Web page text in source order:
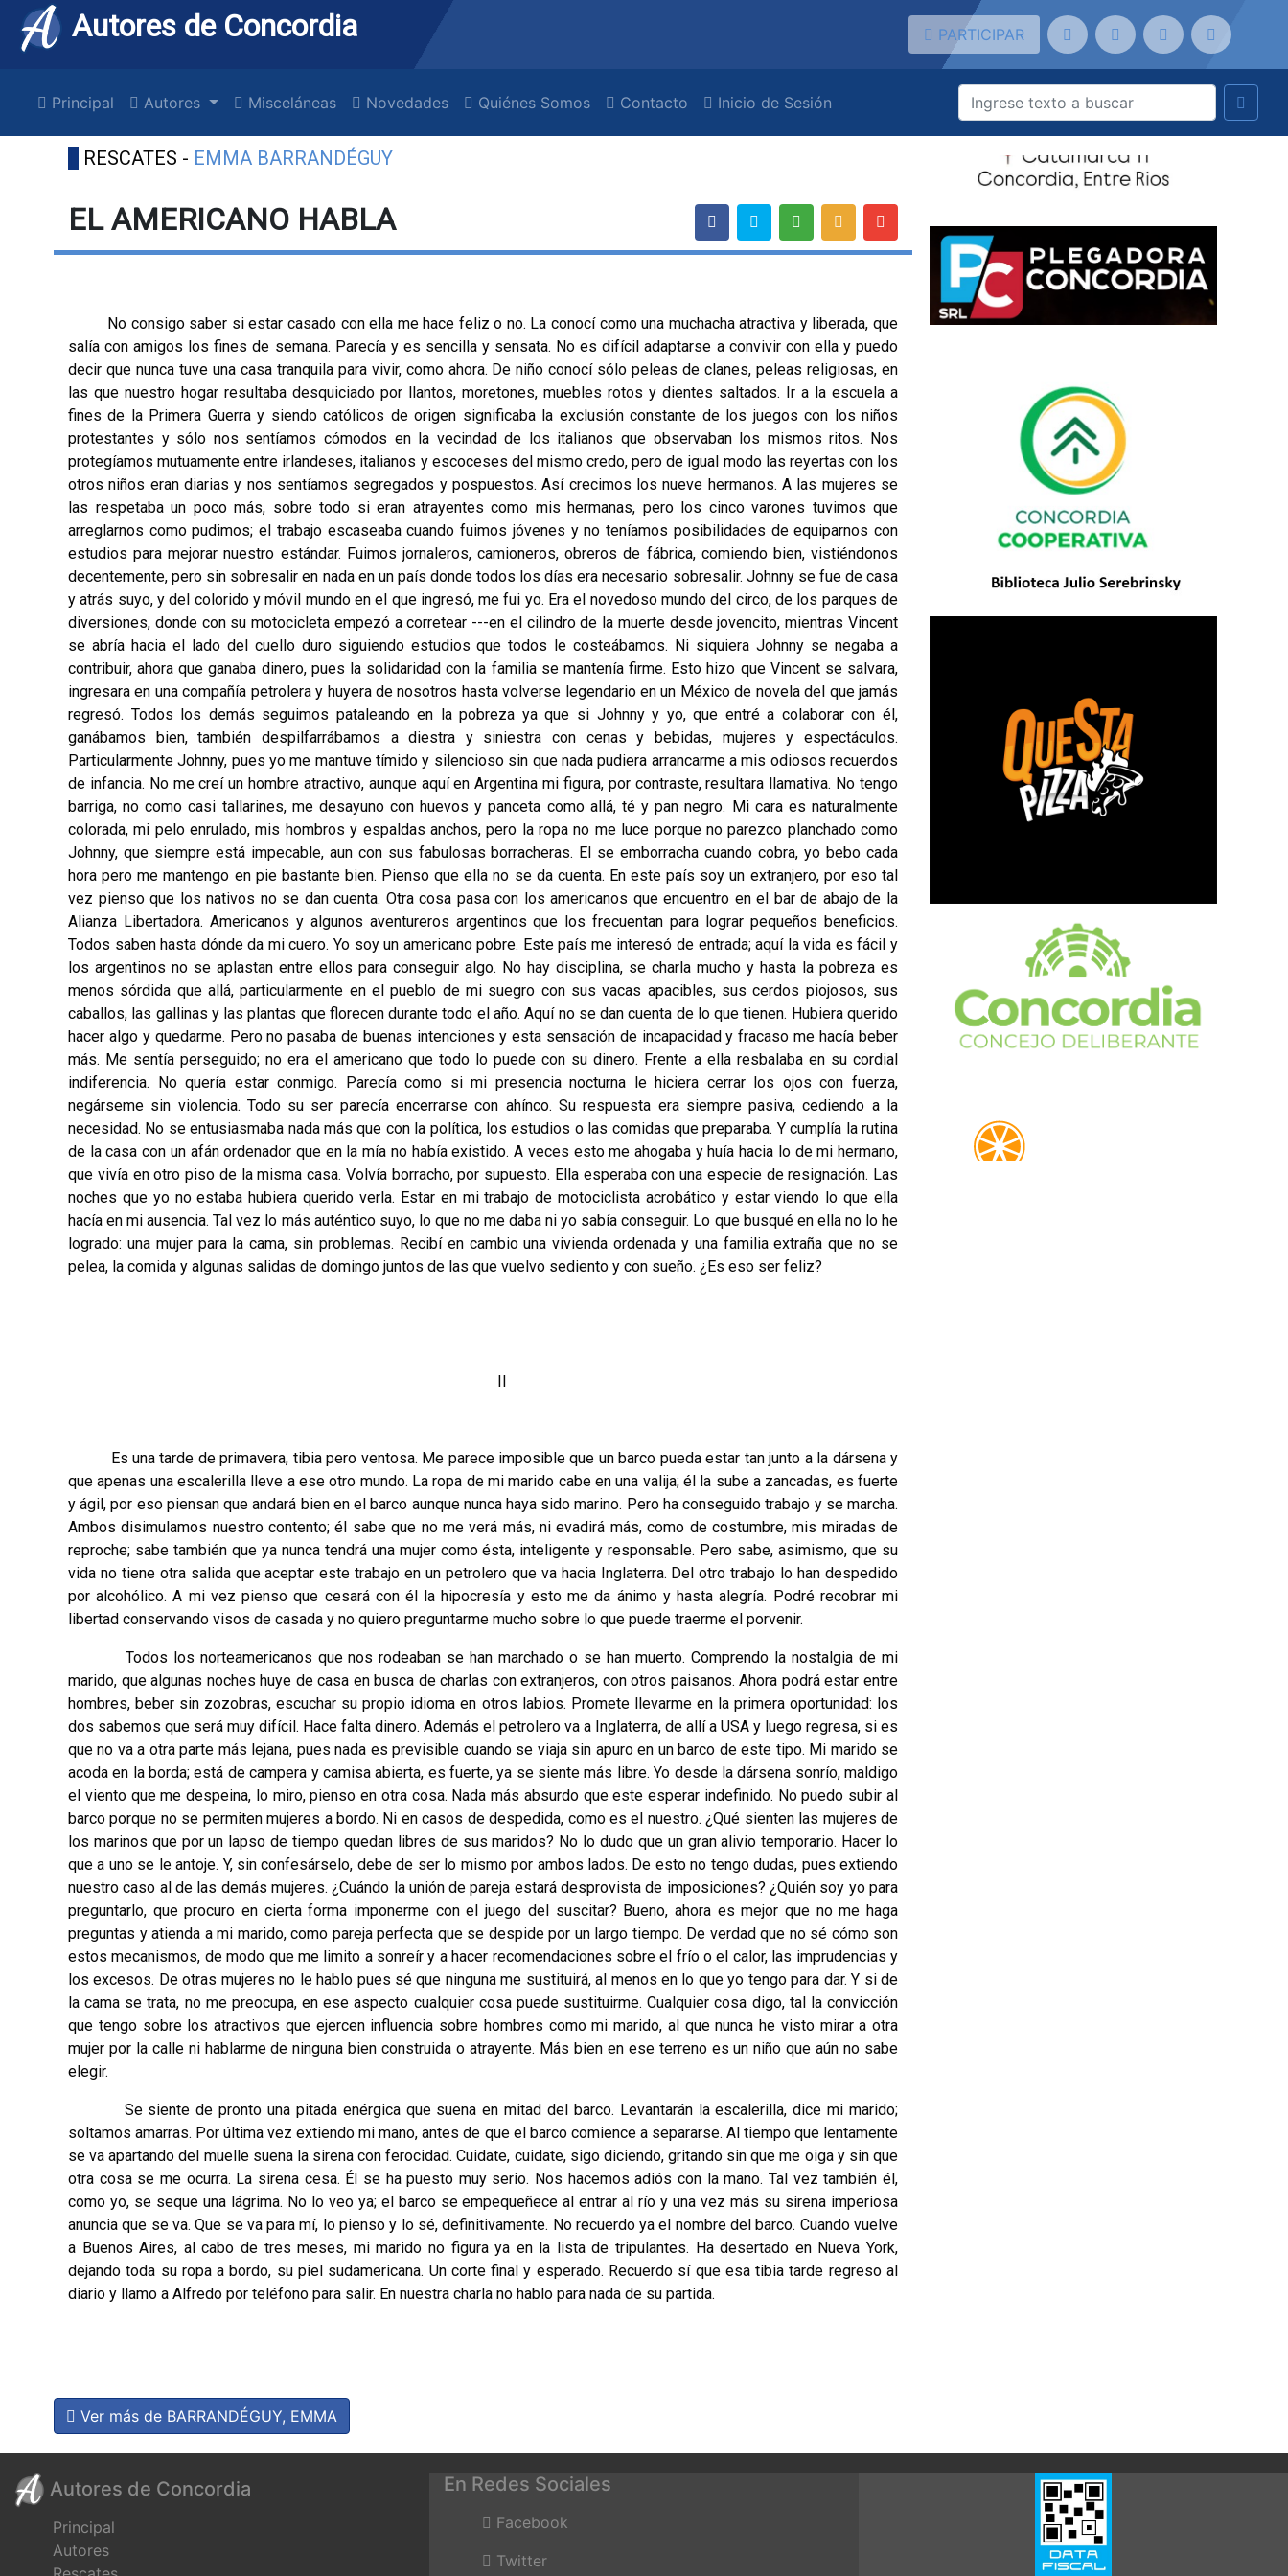
Autores de Concordia PARTICIPAR
Principal Autores Misceláneas Novedades Quiénes Somos Contacto Inicio de Sesión
RESCATES - EMMA BARRANDÉGUY
EL AMERICANO HABLA
No consigo saber si estar casado con ella me hace feliz o no. La conocí como una muchacha atractiva y liberada, que
salía con amigos los fines de semana. Parecía y es sencilla y sensata. No es difícil adaptarse a convivir con ella y puedo
decir que nunca tuve una casa tranquila para vivir, como ahora. De niño conocí sólo peleas de clanes, peleas religiosas, en
las que nuestro hogar resultaba desquiciado por llantos, moretones, muebles rotos y dientes saltados. Ir a la escuela a
fines de la Primera Guerra y siendo católicos de origen significaba la exclusión constante de los juegos con los niños
protestantes y sólo nos sentíamos cómodos en la vecindad de los italianos que observaban los mismos ritos. Nos
protegíamos mutuamente entre irlandeses, italianos y escoceses del mismo credo, pero de igual modo las reyertas con los
otros niños eran diarias y nos sentíamos segregados y pospuestos. Así crecimos los nueve hermanos. A las mujeres se
las respetaba un poco más, sobre todo si eran atrayentes como mis hermanas, pero los cinco varones tuvimos que
arreglarnos como pudimos; el trabajo escaseaba cuando fuimos jóvenes y no teníamos posibilidades de equiparnos con
estudios para mejorar nuestro estándar. Fuimos jornaleros, camioneros, obreros de fábrica, comiendo bien, vistiéndonos
decentemente, pero sin sobresalir en nada en un país donde todos los días era necesario sobresalir. Johnny se fue de casa
y atrás suyo, y del colorido y móvil mundo en el que ingresó, me fui yo. Era el novedoso mundo del circo, de los parques de
diversiones, donde con su motocicleta empezó a corretear ---en el cilindro de la muerte desde jovencito, mientras Vincent
se abría hacia el lado del cuello duro siguiendo estudios que todos le costeábamos. Ni siquiera Johnny se negaba a
contribuir, ahora que ganaba dinero, pues la solidaridad con la familia se mantenía firme. Esto hizo que Vincent se salvara,
ingresara en una compañía petrolera y huyera de nosotros hasta volverse legendario en un México de novela del que jamás
regresó. Todos los demás seguimos pataleando en la pobreza ya que si Johnny y yo, que entré a colaborar con él,
ganábamos bien, también despilfarrábamos a diestra y siniestra con cenas y bebidas, mujeres y espectáculos.
Particularmente Johnny, pues yo me mantuve tímido y silencioso sin que nada pudiera arrancarme a mis odiosos recuerdos
de infancia. No me creí un hombre atractivo, aunque aquí en Argentina mi figura, por contraste, resultara llamativa. No tengo
barriga, no como casi tallarines, me desayuno con huevos y panceta como allá, té y pan negro. Mi cara es naturalmente
colorada, mi pelo enrulado, mis hombros y espaldas anchos, pero la ropa no me luce porque no parezco planchado como
Johnny, que siempre está impecable, aun con sus fabulosas borracheras. El se emborracha cuando cobra, yo bebo cada
hora pero me mantengo en pie bastante bien. Pienso que ella no se da cuenta. En este país soy un extranjero, por eso tal
vez pienso que los nativos no se dan cuenta. Otra cosa pasa con los americanos que encuentro en el bar de abajo de la
Alianza Libertadora. Americanos y algunos aventureros argentinos que los frecuentan para lograr pequeños beneficios.
Todos saben hasta dónde da mi cuero. Yo soy un americano pobre. Este país me interesó de entrada; aquí la vida es fácil y
los argentinos no se aplastan entre ellos para conseguir algo. No hay disciplina, se charla mucho y hasta la pobreza es
menos sórdida que allá, particularmente en el pueblo de mi suegro con sus vacas apacibles, sus cerdos piojosos, sus
caballos, las gallinas y las plantas que florecen durante todo el año. Aquí no se dan cuenta de lo que tienen. Hubiera querido
hacer algo y quedarme. Pero no pasaba de buenas intenciones y esta sensación de incapacidad y fracaso me hacía beber
más. Me sentía perseguido; no era el americano que todo lo puede con su dinero. Frente a ella resbalaba en su cordial
indiferencia. No quería estar conmigo. Parecía como si mi presencia nocturna le hiciera cerrar los ojos con fuerza,
negárseme sin violencia. Todo su ser parecía encerrarse con ahínco. Su respuesta era siempre pasiva, cediendo a la
necesidad. No se entusiasmaba nada más que con la política, los estudios o las comidas que preparaba. Y cumplía la rutina
de la casa con un afán ordenador que en la mía no había existido. A veces esto me ahogaba y huía hacia lo de mi hermano,
que vivía en otro piso de la misma casa. Volvía borracho, por supuesto. Ella esperaba con una especie de resignación. Las
noches que yo no estaba hubiera querido verla. Estar en mi trabajo de motociclista acrobático y estar viendo lo que ella
hacía en mi ausencia. Tal vez lo más auténtico suyo, lo que no me daba ni yo sabía conseguir. Lo que busqué en ella no lo he
logrado: una mujer para la cama, sin problemas. Recibí en cambio una vivienda ordenada y una familia extraña que no se
pelea, la comida y algunas salidas de domingo juntos de las que vuelvo sediento y con sueño. ¿Es eso ser feliz?
II
Es una tarde de primavera, tibia pero ventosa. Me parece imposible que un barco pueda estar tan junto a la dársena y
que apenas una escalerilla lleve a ese otro mundo. La ropa de mi marido cabe en una valija; él la sube a zancadas, es fuerte
y ágil, por eso piensan que andará bien en el barco aunque nunca haya sido marino. Pero ha conseguido trabajo y se marcha.
Ambos disimulamos nuestro contento; él sabe que no me verá más, ni evadirá más, como de costumbre, mis miradas de
reproche; sabe también que ya nunca tendrá una mujer como ésta, inteligente y responsable. Pero sabe, asimismo, que su
vida no tiene otra salida que aceptar este trabajo en un petrolero que va hacia Inglaterra. Del otro trabajo lo han despedido
por alcohólico. A mi vez pienso que cesará con él la hipocresía y esto me da ánimo y hasta alegría. Podré recobrar mi
libertad conservando visos de casada y no quiero preguntarme mucho sobre lo que puede traerme el porvenir.
Todos los norteamericanos que nos rodeaban se han marchado o se han muerto. Comprendo la nostalgia de mi
marido, que algunas noches huye de casa en busca de charlas con extranjeros, con otros paisanos. Ahora podrá estar entre
hombres, beber sin zozobras, escuchar su propio idioma en otros labios. Promete llevarme en la primera oportunidad: los
dos sabemos que será muy difícil. Hace falta dinero. Además el petrolero va a Inglaterra, de allí a USA y luego regresa, si es
que no va a otra parte más lejana, pues nada es previsible cuando se viaja sin apuro en un barco de este tipo. Mi marido se
acoda en la borda; está de campera y camisa abierta, es fuerte, ya se siente más libre. Yo desde la dársena sonrío, maldigo
el viento que me despeina, lo miro, pienso en otra cosa. Nada más absurdo que este esperar indefinido. No puedo subir al
barco porque no se permiten mujeres a bordo. Ni en casos de despedida, como es el nuestro. ¿Qué sienten las mujeres de
los marinos que por un lapso de tiempo quedan libres de sus maridos? No lo dudo que un gran alivio temporario. Hacer lo
que a uno se le antoje. Y, sin confesárselo, debe de ser lo mismo por ambos lados. De esto no tengo dudas, pues extiendo
nuestro caso al de las demás mujeres. ¿Cuándo la unión de pareja estará desprovista de imposiciones? ¿Quién soy yo para
preguntarlo, que procuro en cierta forma imponerme con el juego del suscitar? Bueno, ahora es mejor que no me haga
preguntas y atienda a mi marido, como pareja perfecta que se despide por un largo tiempo. De verdad que no sé cómo son
estos mecanismos, de modo que me limito a sonreír y a hacer recomendaciones sobre el frío o el calor, las imprudencias y
los excesos. De otras mujeres no le hablo pues sé que ninguna me sustituirá, al menos en lo que yo tengo para dar. Y si de
la cama se trata, no me preocupa, en ese aspecto cualquier cosa puede sustituirme. Cualquier cosa digo, tal la convicción
que tengo sobre los atractivos que ejercen influencia sobre hombres como mi marido, al que nunca he visto mirar a otra
mujer por la calle ni hablarme de ninguna bien construida o atrayente. Más bien en ese terreno es un niño que aún no sabe
elegir.
Se siente de pronto una pitada enérgica que suena en mitad del barco. Levantarán la escalerilla, dice mi marido;
soltamos amarras. Por última vez extiendo mi mano, antes de que el barco comience a separarse. Al tiempo que lentamente
se va apartando del muelle suena la sirena con ferocidad. Cuidate, cuidate, sigo diciendo, gritando sin que me oiga y sin que
otra cosa se me ocurra. La sirena cesa. Él se ha puesto muy serio. Nos hacemos adiós con la mano. Tal vez también él,
como yo, se seque una lágrima. No lo veo ya; el barco se empequeñece al entrar al río y una vez más su sirena imperiosa
anuncia que se va. Que se va para mí, lo pienso y lo sé, definitivamente. No recuerdo ya el nombre del barco. Cuando vuelve
a Buenos Aires, al cabo de tres meses, mi marido no figura ya en la lista de tripulantes. Ha desertado en Nueva York,
dejando toda su ropa a bordo, su piel sudamericana. Un corte final y esperado. Recuerdo sí que esa tibia tarde regreso al
diario y llamo a Alfredo por teléfono para salir. En nuestra charla no hablo para nada de su partida.
Ver más de BARRANDÉGUY, EMMA
Autores de Concordia
Principal
Autores
En Redes Sociales
Facebook
Twitter